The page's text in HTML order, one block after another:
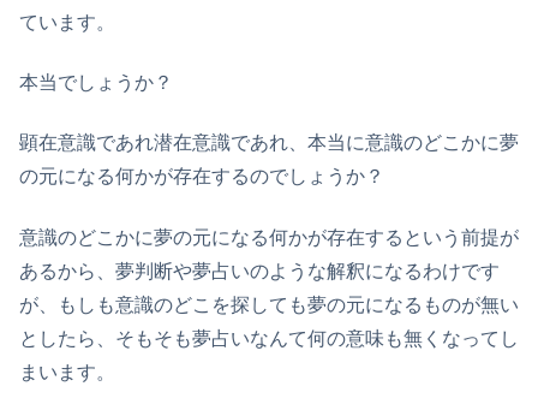
ています。
本当でしょうか？
顕在意識であれ潜在意識であれ、本当に意識のどこかに夢
の元になる何かが存在するのでしょうか？
意識のどこかに夢の元になる何かが存在するという前提が
あるから、夢判断や夢占いのような解釈になるわけです
が、もしも意識のどこを探しても夢の元になるものが無い
としたら、そもそも夢占いなんて何の意味も無くなってし
まいます。